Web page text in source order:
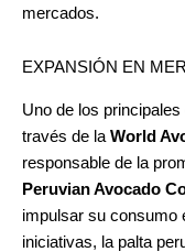
mercados.
EXPANSIÓN EN
Uno de los
través de la World
responsable de la
Peruvian Avocado
impulsar su consumo
iniciativas, la palta